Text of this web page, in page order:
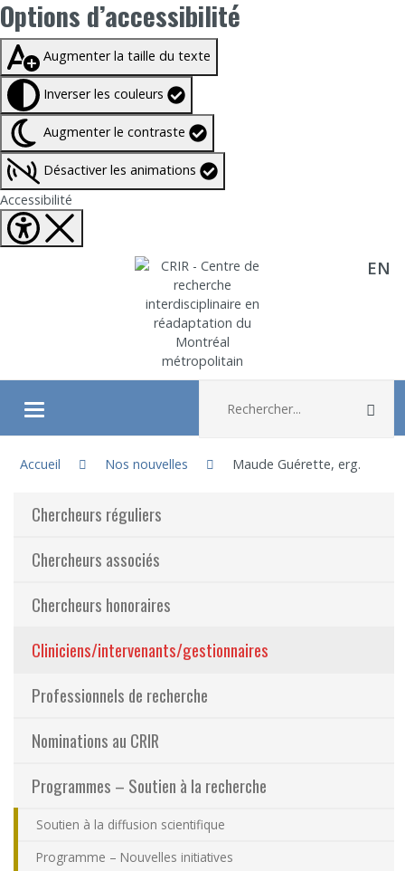
Options d’accessibilité
Taille du texte à100%
Augmenter la taille du texte
Inverser les couleurs
Augmenter le contraste
Désactiver les animations
Accessibilité
Aller directement au contenu EN
Ouvrir/fermer le menu
À propos
Recherche
Membres
Éthique
Nous joindre
Accueil
Nos nouvelles Maude Guérette, erg.
Chercheurs réguliers
Chercheurs associés
Chercheurs honoraires
Cliniciens/intervenants/gestionnaires
Professionnels de recherche
Nominations au CRIR
Programmes – Soutien à la recherche
Soutien à la diffusion scientifique
Programme – Nouvelles initiatives